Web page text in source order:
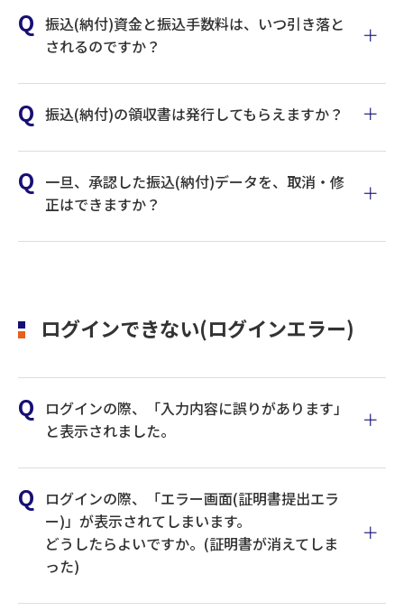
振込(納付)資金と振込手数料は、いつ引き落と
されるのですか？
振込資
金
：振込指定日1営業日前の13:30に引き落
とします。
手数料 ：振込指定日当日の16:30以降に引き落と
します。
手数料
：振込指定日当日の16:30以降に引き落と
します。
納付資
金
：振込指定日当日の早朝に引き落としま
す。
振込(納付)の領収書は発行してもらえますか？
一旦、承認した振込(納付)データを、取消・修
正はできますか？
マニュアルはこちら
ログインできない(ログインエラー)
ログインの際、「入力内容に誤りがあります」
と表示されました。
ログインの際、「エラー画面(証明書提出エラ
ー)」が表示されてしまいます。
どうしたらよいですか。(証明書が消えてしま
った)